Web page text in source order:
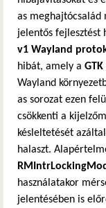
as meghajtócsalád
jelentős fejlesztést
v1 Wayland
hibát, amely a
Wayland
as sorozat ezen
csökkenti a
késleltetését
halaszt.
használatakor
jelentésében is